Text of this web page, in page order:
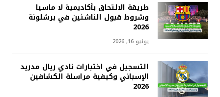
طريقة الالتحاق بأكاديمية لا ماسيا
وشروط قبول الناشئين في برشلونة
2026
يونيو 16, 2026
التسجيل في اختبارات نادي ريال مدريد
الإسباني وكيفية مراسلة الكشافين
2026